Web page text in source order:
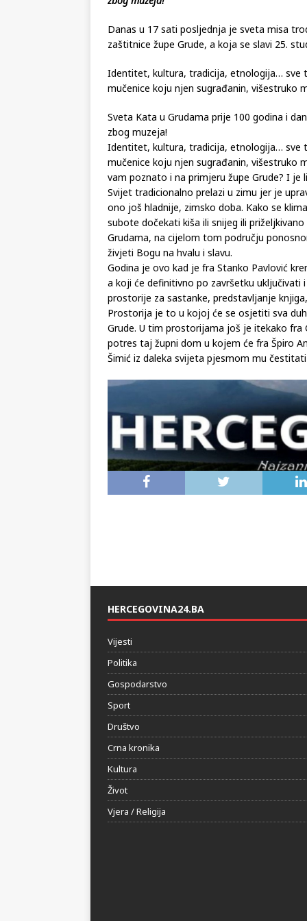
Sveta Kata u Grudama prije 100 godina i
zbog muzeja!
Danas u 17 sati posljednja je sveta misa
zaštitnice župe Grude, a koja se slavi 25.
Identitet, kultura, tradicija, etnologija… sve
mučenice koju njen sugrađanin, višestruko
Sveta Kata u Grudama prije 100 godina i
zbog muzeja!
Identitet, kultura, tradicija, etnologija… sve
mučenice koju njen sugrađanin, višestruko
vam poznato i na primjeru župe Grude? I je
Svijet tradicionalno prelazi u zimu jer je
ono još hladnije, zimsko doba. Kako se
subote dočekati kiša ili snijeg ili
Grudama, na cijelom tom području
živjeti Bogu na hvalu i slavu.
Godina je ovo kad je fra Stanko Pavlović
a koji će definitivno po završetku uključivati
prostorije za sastanke, predstavljanje
Prostorija je to u kojoj će se osjetiti sva
Grude. U tim prostorijama još je itekako
potres taj župni dom u kojem će fra Špiro
Šimić iz daleka svijeta pjesmom mu čestitati
Vijesti
Politika
Gospodarstvo
Sport
Društvo
Crna kronika
Kultura
Život